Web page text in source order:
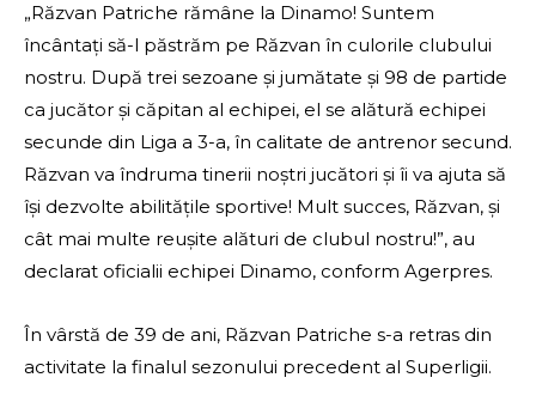
„Răzvan Patriche rămâne la Dinamo! Suntem
încântați să-l păstrăm pe Răzvan în culorile clubului
nostru. După trei sezoane și jumătate și 98 de partide
ca jucător și căpitan al echipei, el se alătură echipei
secunde din Liga a 3-a, în calitate de antrenor secund.
Răzvan va îndruma tinerii noștri jucători și îi va ajuta să
își dezvolte abilitățile sportive! Mult succes, Răzvan, și
cât mai multe reușite alături de clubul nostru!”, au
declarat oficialii echipei Dinamo, conform Agerpres.
În vârstă de 39 de ani, Răzvan Patriche s-a retras din
activitate la finalul sezonului precedent al Superligii.